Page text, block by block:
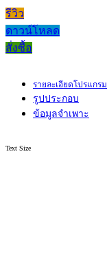
รีวิว
ดาวน์โหลด
สั่งซื้อ
รายละเอียดโปรแกรม
รูปประกอบ
ข้อมูลจำเพาะ
Text Size